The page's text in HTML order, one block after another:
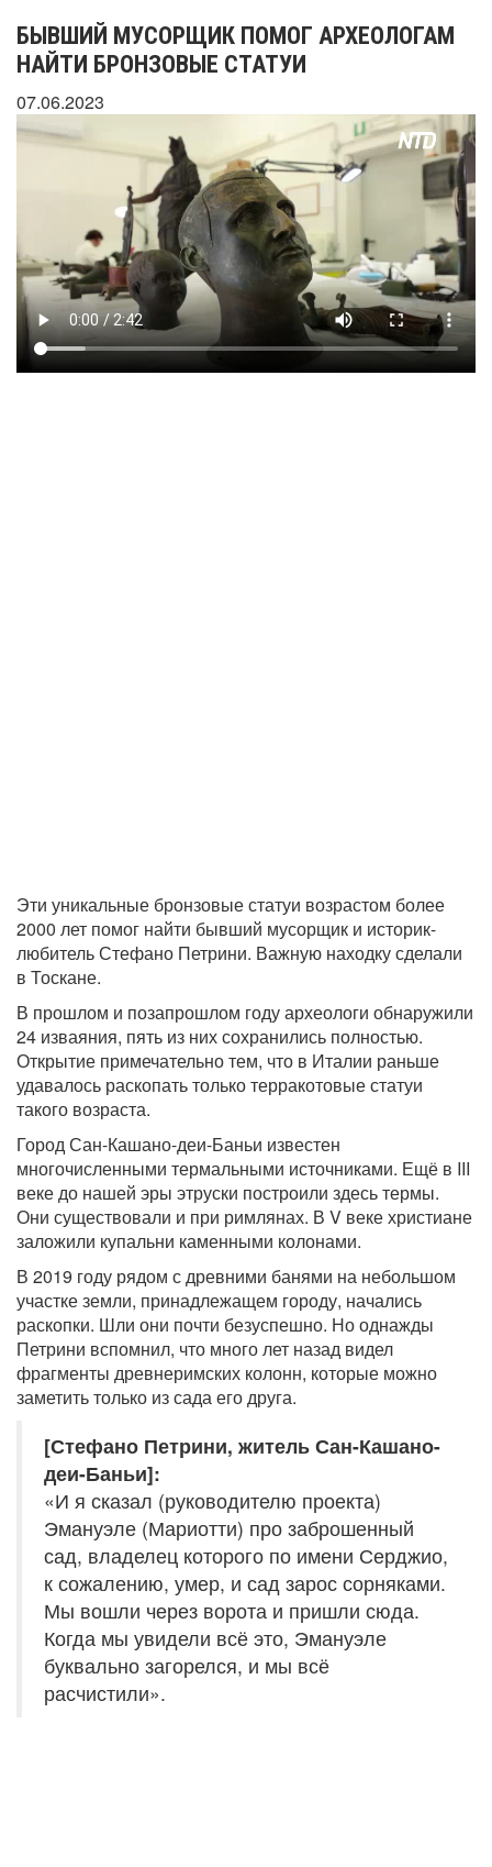
БЫВШИЙ МУСОРЩИК ПОМОГ АРХЕОЛОГАМ
НАЙТИ БРОНЗОВЫЕ СТАТУИ
07.06.2023
Эти уникальные бронзовые статуи возрастом более
2000 лет помог найти бывший мусорщик и историк-
любитель Стефано Петрини. Важную находку сделали
в Тоскане.
В прошлом и позапрошлом году археологи обнаружили
24 изваяния, пять из них сохранились полностью.
Открытие примечательно тем, что в Италии раньше
удавалось раскопать только терракотовые статуи
такого возраста.
Город Сан-Кашано-деи-Баньи известен
многочисленными термальными источниками. Ещё в III
веке до нашей эры этруски построили здесь термы.
Они существовали и при римлянах. В V веке христиане
заложили купальни каменными колонами.
В 2019 году рядом с древними банями на небольшом
участке земли, принадлежащем городу, начались
раскопки. Шли они почти безуспешно. Но однажды
Петрини вспомнил, что много лет назад видел
фрагменты древнеримских колонн, которые можно
заметить только из сада его друга.
[Стефано Петрини, житель Сан-Кашано-
деи-Баньи]:
«И я сказал (руководителю проекта)
Эмануэле (Мариотти) про заброшенный
сад, владелец которого по имени Серджио,
к сожалению, умер, и сад зарос сорняками.
Мы вошли через ворота и пришли сюда.
Когда мы увидели всё это, Эмануэле
буквально загорелся, и мы всё
расчистили».